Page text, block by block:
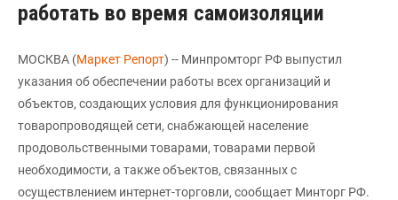
работать во время самоизоляции
МОСКВА (Маркет Репорт) -- Минпромторг РФ выпустил
указания об обеспечении работы всех организаций и
объектов, создающих условия для функционирования
товаропроводящей сети, снабжающей население
продовольственными товарами, товарами первой
необходимости, а также объектов, связанных с
осуществлением интернет-торговли, сообщает Минторг РФ.